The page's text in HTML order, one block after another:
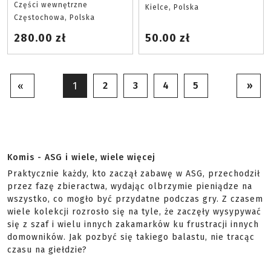
Części wewnętrzne
Częstochowa, Polska
280.00 zł
Kielce, Polska
50.00 zł
« 1 2 3 4 5 »
Komis - ASG i wiele, wiele więcej
Praktycznie każdy, kto zaczął zabawę w ASG, przechodził
przez fazę zbieractwa, wydając olbrzymie pieniądze na
wszystko, co mogło być przydatne podczas gry. Z czasem
wiele kolekcji rozrosło się na tyle, że zaczęły wysypywać
się z szaf i wielu innych zakamarków ku frustracji innych
domowników. Jak pozbyć się takiego balastu, nie tracąc
czasu na giełdzie?